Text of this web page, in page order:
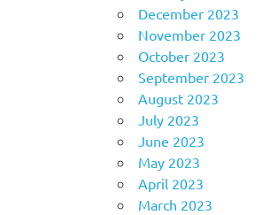
December 2023
November 2023
October 2023
September 2023
August 2023
July 2023
June 2023
May 2023
April 2023
March 2023